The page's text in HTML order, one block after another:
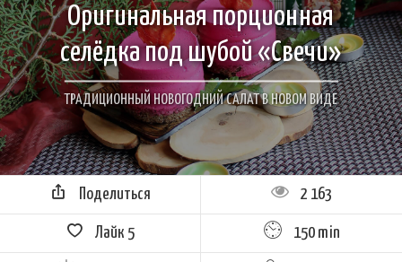
Оригинальная порционная
селёдка под шубой «Свечи»
ТРАДИЦИОННЫЙ НОВОГОДНИЙ САЛАТ В НОВОМ ВИДЕ
Поделиться 2 163
Лайк 5 150 min